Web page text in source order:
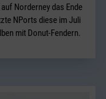
Norderney das Ende
NPorts diese im Juli
mit Donut-Fendern.